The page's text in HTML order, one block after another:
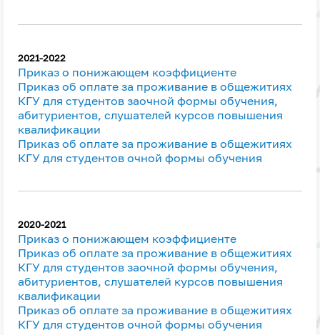
2021-2022
Приказ о понижающем коэффициенте
Приказ об оплате за проживание в общежитиях
КГУ для студентов заочной формы обучения,
абитуриентов, слушателей курсов повышения
квалификации
Приказ об оплате за проживание в общежитиях
КГУ для студентов очной формы обучения
2020-2021
Приказ о понижающем коэффициенте
Приказ об оплате за проживание в общежитиях
КГУ для студентов заочной формы обучения,
абитуриентов, слушателей курсов повышения
квалификации
Приказ об оплате за проживание в общежитиях
КГУ для студентов очной формы обучения